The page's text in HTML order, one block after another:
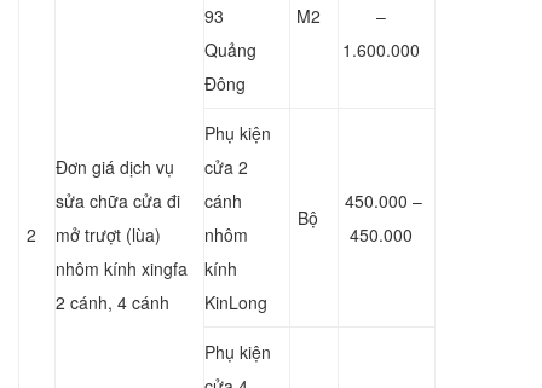
2
Đơn giá dịch vụ
sửa chữa cửa đi
mở trượt (lùa)
nhôm kính xingfa
2 cánh, 4 cánh
93
Quảng
Đông
M2
–
1.600.000
Phụ kiện
cửa 2
cánh
nhôm
kính
KinLong
Bộ
450.000 –
450.000
Phụ kiện